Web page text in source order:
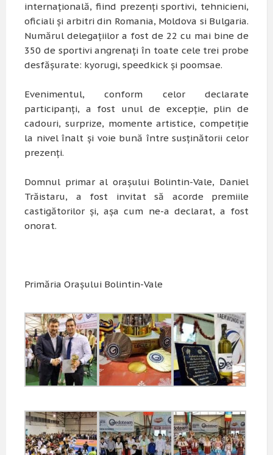
internațională, fiind prezenți sportivi, tehnicieni,
oficiali și arbitri din Romania, Moldova si Bulgaria.
Numărul delegațiilor a fost de 22 cu mai bine de
350 de sportivi angrenați în toate cele trei probe
desfășurate: kyorugi, speedkick și poomsae.
Evenimentul, conform celor declarate
participanți, a fost unul de excepție, plin de
cadouri, surprize, momente artistice, competiție
la nivel înalt și voie bună între susținătorii celor
prezenți.
Domnul primar al orașului Bolintin-Vale, Daniel
Trăistaru, a fost invitat să acorde premiile
castigătorilor și, așa cum ne-a declarat, a fost
onorat.
Primăria Orașului Bolintin-Vale